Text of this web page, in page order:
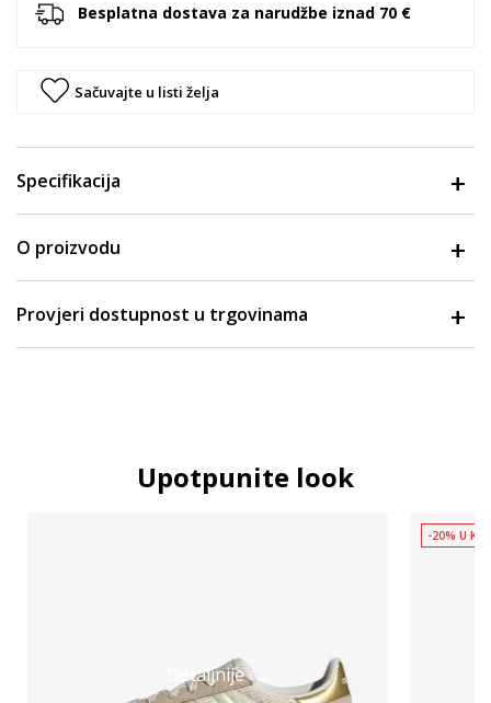
Besplatna dostava za narudžbe iznad 70 €
Sačuvajte u listi želja
Specifikacija
O proizvodu
Provjeri dostupnost u trgovinama
Upotpunite look
Detaljnije
-20% U